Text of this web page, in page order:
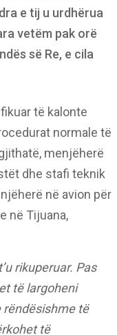
e tij u urdhërua
vetëm pak orë
së Re, e cila
të kalonte
normale të
menjëherë
dhe stafi teknik
në avion për
në Tijuana,
rikuperuar. Pas
të largoheni
rëndësishme të
të